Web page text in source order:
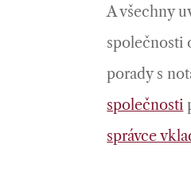
A všechny
společnosti
porady s
společnosti
správce